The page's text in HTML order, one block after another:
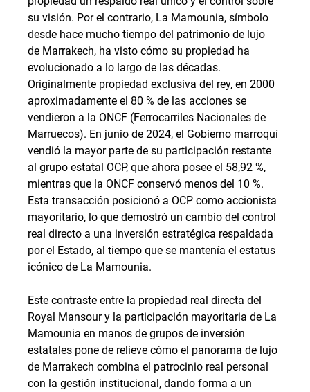
su visión. Por el contrario, La Mamounia, símbolo
desde hace mucho tiempo del patrimonio de lujo
de Marrakech, ha visto cómo su propiedad ha
evolucionado a lo largo de las décadas.
Originalmente propiedad exclusiva del rey, en 2000
aproximadamente el 80 % de las acciones se
vendieron a la ONCF (Ferrocarriles Nacionales de
Marruecos). En junio de 2024, el Gobierno marroquí
vendió la mayor parte de su participación restante
al grupo estatal OCP, que ahora posee el 58,92 %,
mientras que la ONCF conservó menos del 10 %.
Esta transacción posicionó a OCP como accionista
mayoritario, lo que demostró un cambio del control
real directo a una inversión estratégica respaldada
por el Estado, al tiempo que se mantenía el estatus
icónico de La Mamounia.
Este contraste entre la propiedad real directa del
Royal Mansour y la participación mayoritaria de La
Mamounia en manos de grupos de inversión
estatales pone de relieve cómo el panorama de lujo
de Marrakech combina el patrocinio real personal
con la gestión institucional, dando forma a un